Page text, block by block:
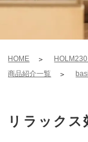
HOME
商品紹介一覧
リラックス